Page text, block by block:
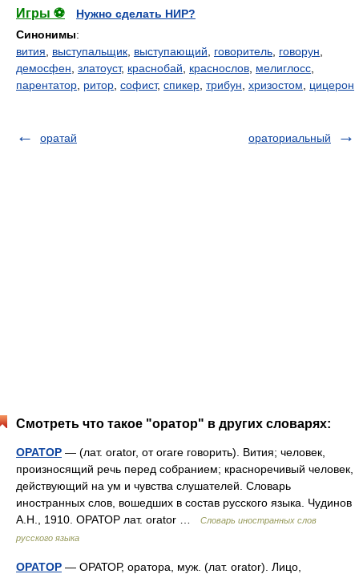
Игры ⚽
Нужно сделать НИР?
Синонимы:
вития
выступальщик выступающий говоритель говорун
демосфен златоуст, краснобай краснослов мелиглосс
парентатор ритор софист, спикер трибун хризостом цицерон
оратай ораториальный
Смотреть что такое "оратор" в других словарях:
ОРАТОР — (лат. orator, от orare говорить). Вития; человек,
произносящий речь перед собранием; красноречивый человек,
действующий на ум и чувства слушателей. Словарь
иностранных слов, вошедших в состав русского языка. Чудинов
А.Н., 1910. ОРАТОР лат. orator …
Словарь иностранных слов
русского языка
ОРАТОР — ОРАТОР, оратора, муж. (лат. orator). Лицо,